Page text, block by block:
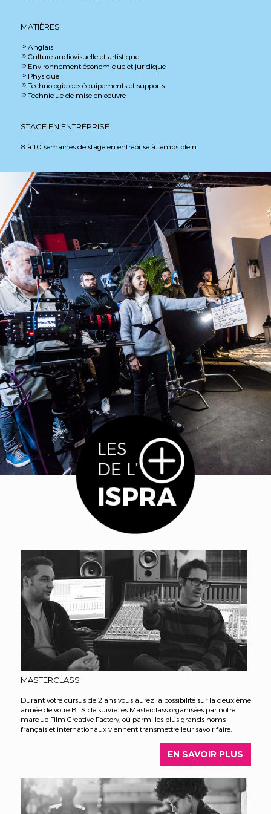
MATIÈRES
9 Anglais
9 Culture audiovisuelle et artistique
9 Environnement économique et juridique
9 Physique
9 Technologie des équipements et supports
9 Technique de mise en oeuvre
STAGE EN ENTREPRISE
8 à 10 semaines de stage en entreprise à temps plein.
MASTERCLASS
Durant votre cursus de 2 ans vous aurez la possibilité sur la deuxième
année de votre BTS de suivre les Masterclass organisées par notre
marque Film Creative Factory, où parmi les plus grands noms
français et internationaux viennent transmettre leur savoir faire.
EN SAVOIR PLUS